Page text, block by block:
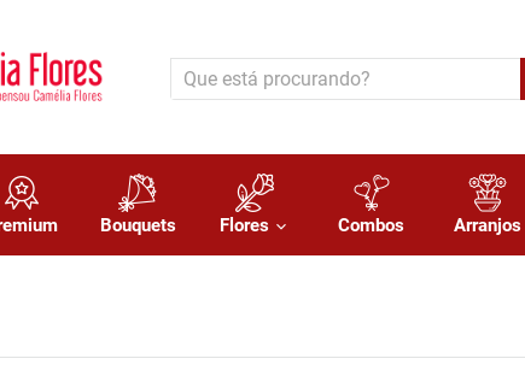
Bouquets Flores Combos Arranjos